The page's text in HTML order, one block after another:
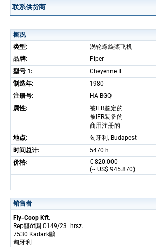
联系供货商
概况
类型:
涡轮螺旋桨飞机
品牌:
Piper
型号 1:
Cheyenne II
制造年:
1980
注册号:
HA-BGQ
属性:
被IFR鉴定的
被IFR装备的
商用注册的
地点:
匈牙利, Budapest
时间总计:
5470 h
价格:
€ 820.000
(~ US$ 945.870)
销售者
Fly-Coop Kft.
Rep黮őt閞 0149/23. hrsz.
7530 Kadark鷗
匈牙利